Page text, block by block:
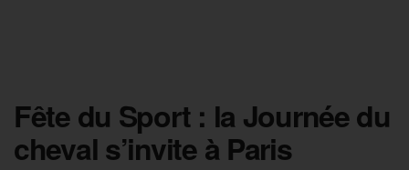
Fête du Sport : la Journée du
cheval s’invite à Paris